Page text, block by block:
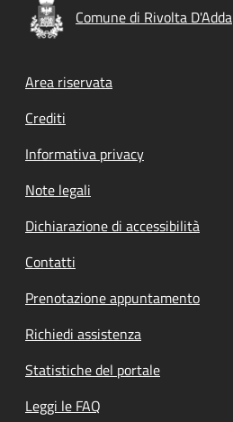
Comune di Rivolta D'Adda
Footer menu
Area riservata
Crediti
Informativa privacy
Note legali
Dichiarazione di accessibilità
Contatti
Prenotazione appuntamento
Richiedi assistenza
Statistiche del portale
Leggi le FAQ